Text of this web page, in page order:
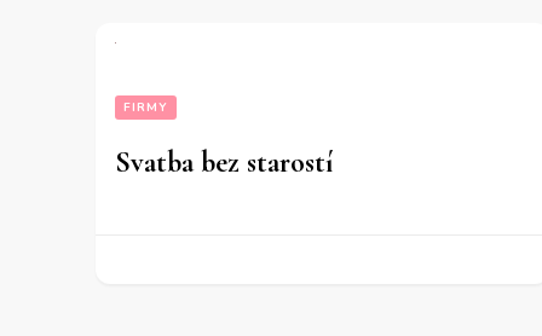
FIRMY
Svatba bez starostí